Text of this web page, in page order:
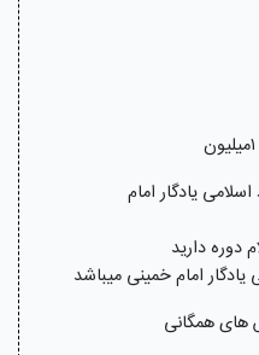
یادگار امام
دوره دارید
یادگار امام خمینی میباشد
های همگانی